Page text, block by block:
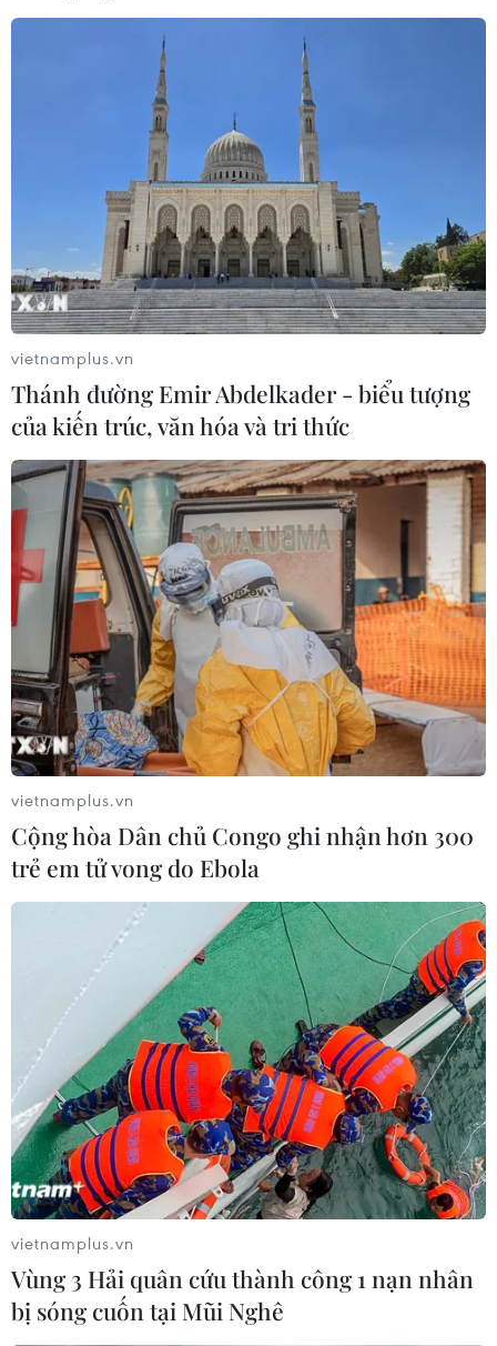
vietnamplus.vn
Thánh đường Emir Abdelkader - biểu tượng
của kiến trúc, văn hóa và tri thức
vietnamplus.vn
Cộng hòa Dân chủ Congo ghi nhận hơn 300
trẻ em tử vong do Ebola
vietnamplus.vn
Vùng 3 Hải quân cứu thành công 1 nạn nhân
bị sóng cuốn tại Mũi Nghê